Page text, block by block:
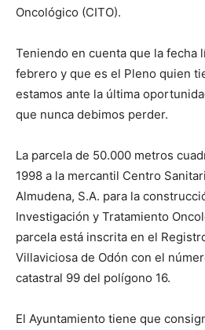
Oncológico (CITO).
Teniendo en cuenta que la fecha
febrero y que es el Pleno quien
estamos ante la última
que nunca debimos perder.
La parcela de 50.000 metros
1998 a la mercantil Centro
Almudena, S.A. para la
Investigación y Tratamiento
parcela está inscrita en el
Villaviciosa de Odón con el
catastral 99 del polígono 16.
El Ayuntamiento tiene que